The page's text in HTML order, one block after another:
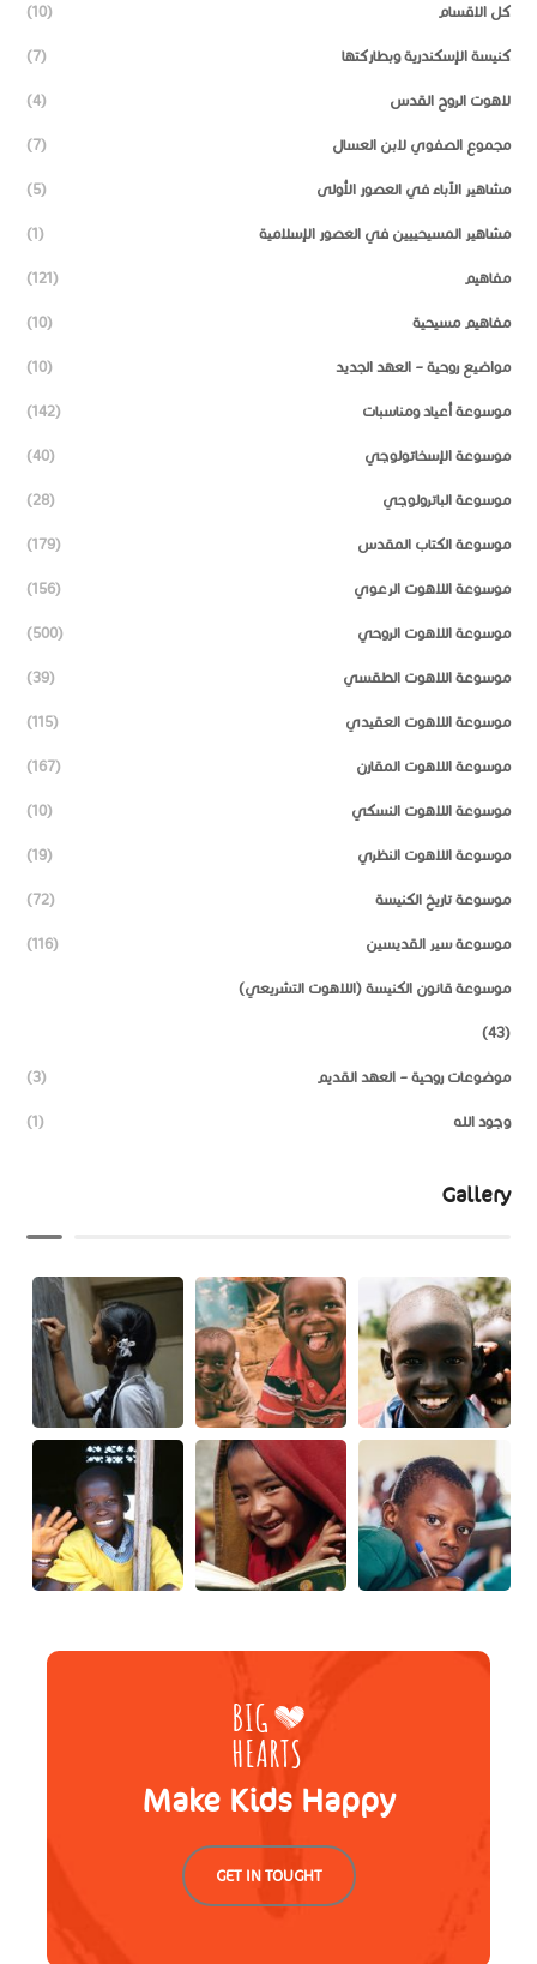
كل الاقسام (10)
كنيسة الإسكندرية وبطاركتها (7)
لاهوت الروح القدس (4)
مجموع الصفوي لابن العسال (7)
مشاهير الآباء في العصور الأولى (5)
مشاهير المسيحييين في العصور الإسلامية (1)
مفاهيم (121)
مفاهيم مسيحية (10)
مواضيع روحية – العهد الجديد (10)
موسوعة أعياد ومناسبات (142)
موسوعة الإسخاتولوجي (40)
موسوعة الباترولوجي (28)
موسوعة الكتاب المقدس (179)
موسوعة اللاهوت الرعوي (156)
موسوعة اللاهوت الروحي (500)
موسوعة اللاهوت الطقسي (39)
موسوعة اللاهوت العقيدي (115)
موسوعة اللاهوت المقارن (167)
موسوعة اللاهوت النسكي (10)
موسوعة اللاهوت النظري (19)
موسوعة تاريخ الكنيسة (72)
موسوعة سير القديسين (116)
موسوعة قانون الكنيسة (اللاهوت التشريعي)
(43)
موضوعات روحية – العهد القديم (3)
وجود الله (1)
Gallery
Make Kids Happy
GET IN TOUGHT